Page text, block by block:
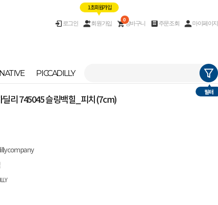
로그인 회원가입
1초 회원가입
장바구니
0
주문조회 마이페이지
NATIVE PICCADILLY
필터
딜리 745045 슬링백힐_피치(7cm)
company